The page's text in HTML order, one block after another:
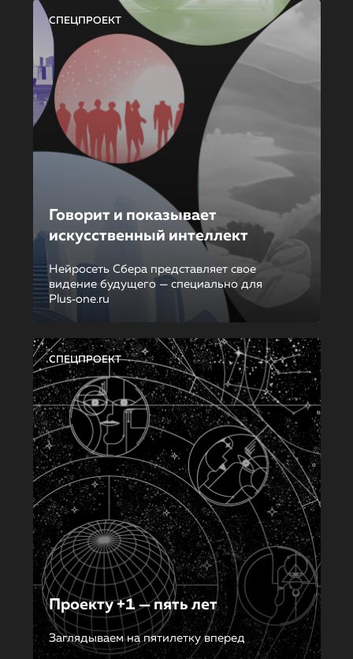
СПЕЦПРОЕКТ
Говорит и показывает
искусственный интеллект
Нейросеть Сбера представляет свое
видение будущего — специально для
Plus‑one.ru
СПЕЦПРОЕКТ
Проекту +1 — пять лет
Заглядываем на пятилетку вперед